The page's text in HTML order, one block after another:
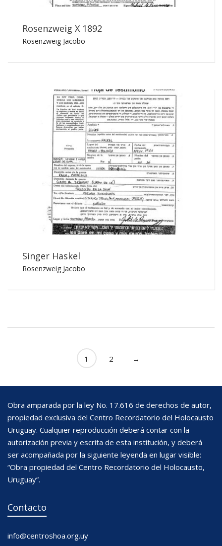
Rosenzweig X 1892
Rosenzweig Jacobo
Singer Haskel
Rosenzweig Jacobo
1 2 →
Obra amparada por la ley No. 17.616 de derechos de autor,
propiedad exclusiva del Centro Recordatorio del Holocausto
Uruguay. Cualquier reproducción deberá contar con la
autorización previa y escrita de esta institución, y deberá
ser acompañada por la siguiente leyenda en lugar visible:
“Obra propiedad del Centro Recordatorio del Holocausto,
Uruguay”.
Contacto
info@centroshoa.org.uy